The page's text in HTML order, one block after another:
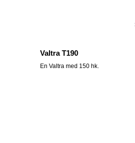
Valtra T190
En Valtra med 150 hk.